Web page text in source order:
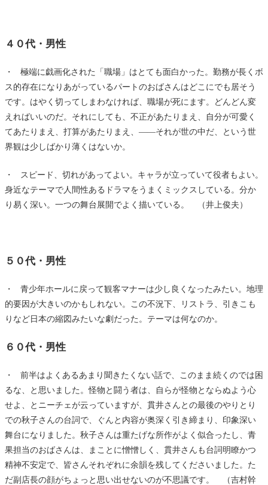
４０代・男性
・ 極端に戯画化された「職場」はとても面白かった。勤務が長くボ
ス的存在になりあがっているパートのおばさんはどこにでも居そう
です。はやく切ってしまわなければ、職場が死にます。どんどん変
えればいいのだ。それにしても、不正があたりまえ、自分が可愛く
てあたりまえ、打算があたりまえ、――それが世の中だ、という世
界観は少しばかり薄くはないか。
・ スピード、切れがあってよい。キャラが立っていて役者もよい。
身近なテーマで人間性あるドラマをうまくミックスしている。分か
り易く深い。一つの舞台展開でよく描いている。 （井上俊夫）
５０代・男性
・ 青少年ホールに戻って観客マナーは少し良くなったみたい。地理
的要因が大きいのかもしれない。この不況下、リストラ、引きこも
りなど日本の縮図みたいな劇だった。テーマは何なのか。
６０代・男性
・ 前半はよくあるあまり聞きたくない話で、このまま続くのでは困
るな、と思いました。怪物と闘う者は、自らが怪物とならぬよう心
せよ、とニーチェが云っていますが、貫井さんとの最後のやりとり
での秋子さんの台詞で、ぐんと内容が奥深く引き締まり、印象深い
舞台になりました。秋子さんは重たげな所作がよく似合ったし、青
果担当のおばさんは、まことに憎憎しく、貫井さんも台詞明瞭かつ
精神不安定で、皆さんそれぞれに余韻を残してくださいました。た
だ副店長の顔がちょっと思い出せないのが不思議です。 （吉村幹